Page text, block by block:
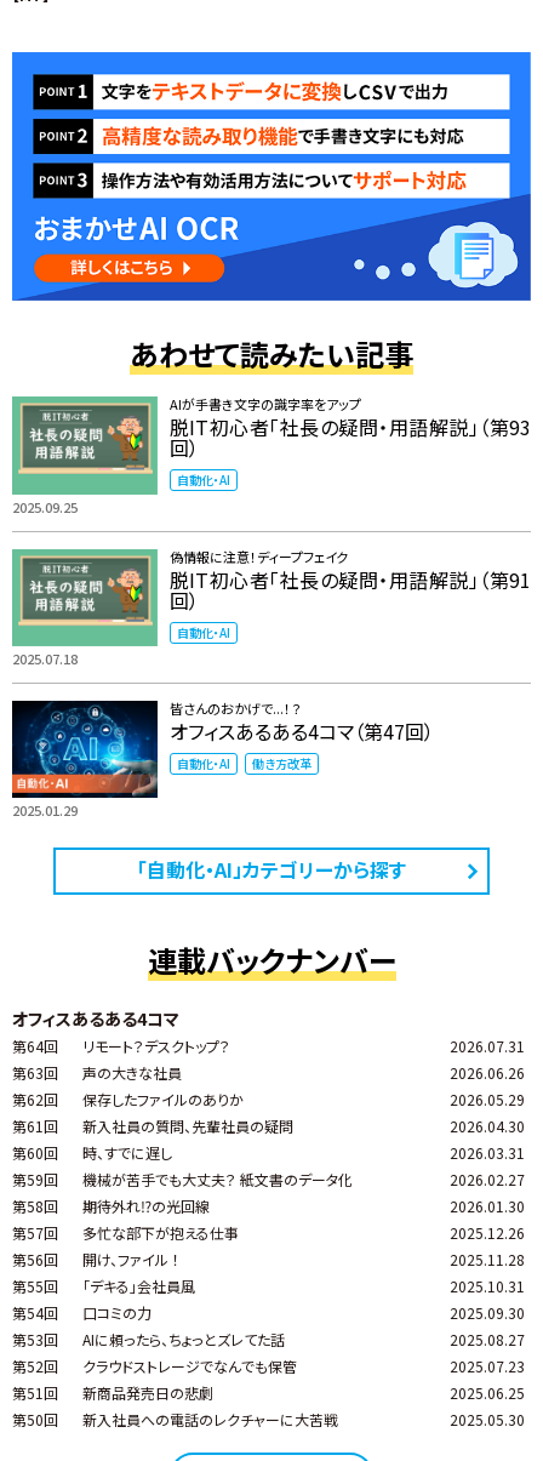
あわせて読みたい記事
2025.09.25
AIが手書き文字の識字率をアップ
脱IT初心者「社長の疑問・用語解説」（第93
回）
自動化・AI
2025.07.18
偽情報に注意！ディープフェイク
脱IT初心者「社長の疑問・用語解説」（第91
回）
自動化・AI
2025.01.29
皆さんのおかげで...！？
オフィスあるある4コマ（第47回）
自動化・AI 働き方改革
「自動化・AI」カテゴリーから探す
連載バックナンバー
オフィスあるある4コマ
第64回 リモート？デスクトップ？
2026.07.31
第63回
声の大きな社員
2026.06.26
第62回
保存したファイルのありか
2026.05.29
第61回
新入社員の質問、先輩社員の疑問
2026.04.30
第60回
時、すでに遅し
2026.03.31
第59回
機械が苦手でも大丈夫？ 紙文書のデータ化
2026.02.27
第58回
期待外れ⁉の光回線
2026.01.30
第57回
多忙な部下が抱える仕事
2025.12.26
第56回
開け、ファイル ！
2025.11.28
第55回
「デキる」会社員風
2025.10.31
第54回
口コミの力
2025.09.30
第53回
AIに頼ったら、ちょっとズレてた話
2025.08.27
第52回
クラウドストレージでなんでも保管
2025.07.23
第51回
新商品発売日の悲劇
2025.06.25
第50回
新入社員への電話のレクチャーに大苦戦 2025.05.30